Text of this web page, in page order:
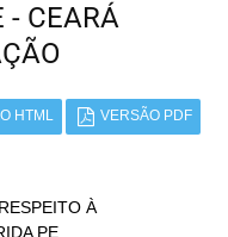
- CEARÁ
HTML VERSÃO PDF
À
PE